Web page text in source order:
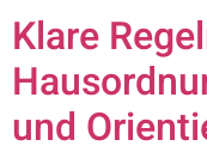
Klare
und